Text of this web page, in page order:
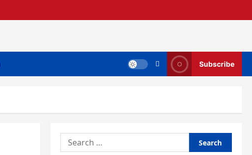
Subscribe
Search
for: